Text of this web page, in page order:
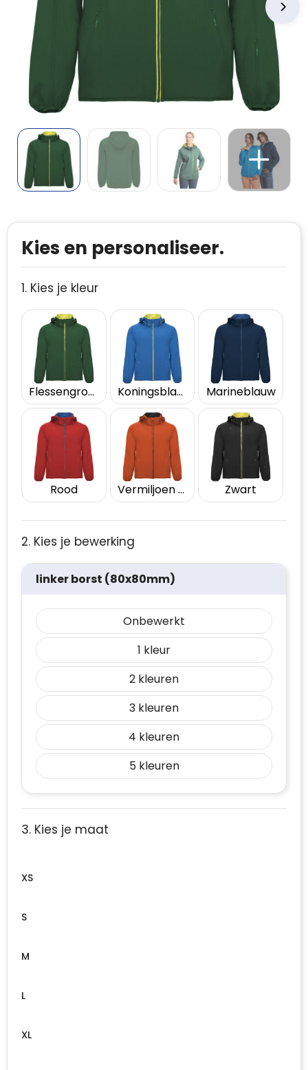
Kies en personaliseer.
1. Kies je kleur
Flessengroen Koningsblauw Marineblauw
Rood Vermiljoen oranje Zwart
2. Kies je bewerking
linker borst (80x80mm)
Onbewerkt
1
2
3
4
5
3. Kies je maat
XS
S
M
L
XL